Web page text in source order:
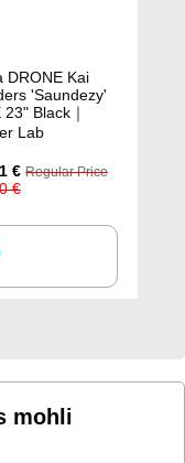
DRONE Kai
'Saundezy'
Black｜
Lab
€ Regular Price
€
K
mohli